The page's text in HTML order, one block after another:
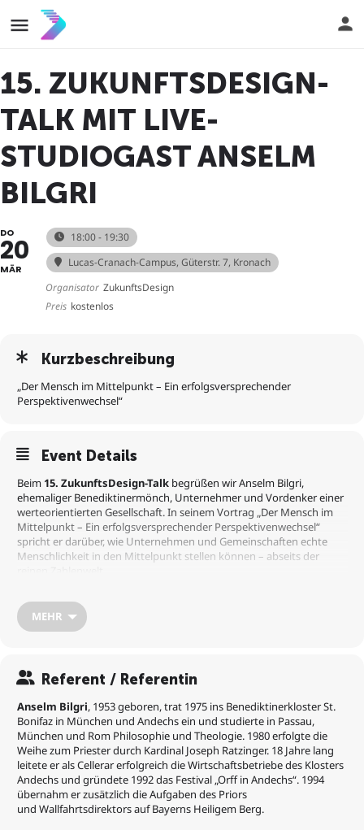
15. ZUKUNFTSDESIGN-
TALK MIT LIVE-
STUDIOGAST ANSELM
BILGRI
DO
20
MÄR
18:00 - 19:30
Lucas-Cranach-Campus, Güterstr. 7, Kronach
Organisator ZukunftsDesign
Preis kostenlos
Kurzbeschreibung
„Der Mensch im Mittelpunkt – Ein erfolgsversprechender
Perspektivenwechsel“
Event Details
Beim 15. ZukunftsDesign-Talk begrüßen wir Anselm Bilgri,
ehemaliger Benediktinermönch, Unternehmer und Vordenker einer
werteorientierten Gesellschaft. In seinem Vortrag „Der Mensch im
Mittelpunkt – Ein erfolgsversprechender Perspektivenwechsel“
spricht er darüber, wie Unternehmen und Gemeinschaften echte
Menschlichkeit in den Mittelpunkt stellen können – abseits der
Die Generation Z stellt die Arbeitswelt auf den Kopf: Junge Talente
fordern von Arbeitgebern mehr als nur Gehalt und Status. Sie
gelingt der Wandel hin zu einer Kultur, in der Achtsamkeit,
Individualität und Herzensbildung gelebt werden? Genau diese
Was erwartet dich?
➡️ Ein Blick auf zentrale Werte wie Achtsamkeit, Demut und
Individualität
➡️ Impulse für eine werteorientierte Zukunft in Wirtschaft und
Gesellschaft
➡️ Raum für Fragen und Austausch in einer offenen
Diskussionsrunde
MEHR
Referent / Referentin
Anselm Bilgri, 1953 geboren, trat 1975 ins Benediktinerkloster St.
Bonifaz in München und Andechs ein und studierte in Passau,
München und Rom Philosophie und Theologie. 1980erfolgte die
Weihe zum Priester durch Kardinal Joseph Ratzinger. 18 Jahre lang
leitete er als Cellerar erfolgreich die Wirtschaftsbetriebedes Klosters
Andechs und gründete 1992 das Festival „Orff in Andechs“. 1994
übernahm er zusätzlich die Aufgaben des Priors
und Wallfahrtsdirektors auf Bayerns Heiligem Berg.